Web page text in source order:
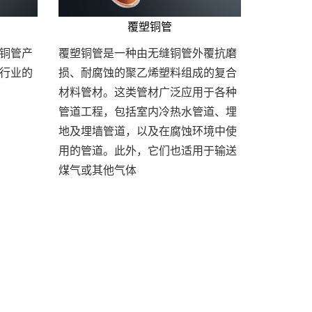
管产
业的
覆塑铜管
覆塑铜管是一种由无缝铜管外覆抗磨
损、耐腐蚀的聚乙烯塑料组成的复合
材料管材。这类管材广泛应用于各种
管道工程，包括室内冷热水管道、埋
地及埋墙管道，以及在腐蚀环境中使
用的管道。此外，它们也适用于输送
煤气或其他气体